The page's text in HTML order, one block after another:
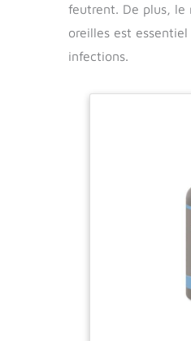
feutrent. De plus, le
oreilles est
infections.